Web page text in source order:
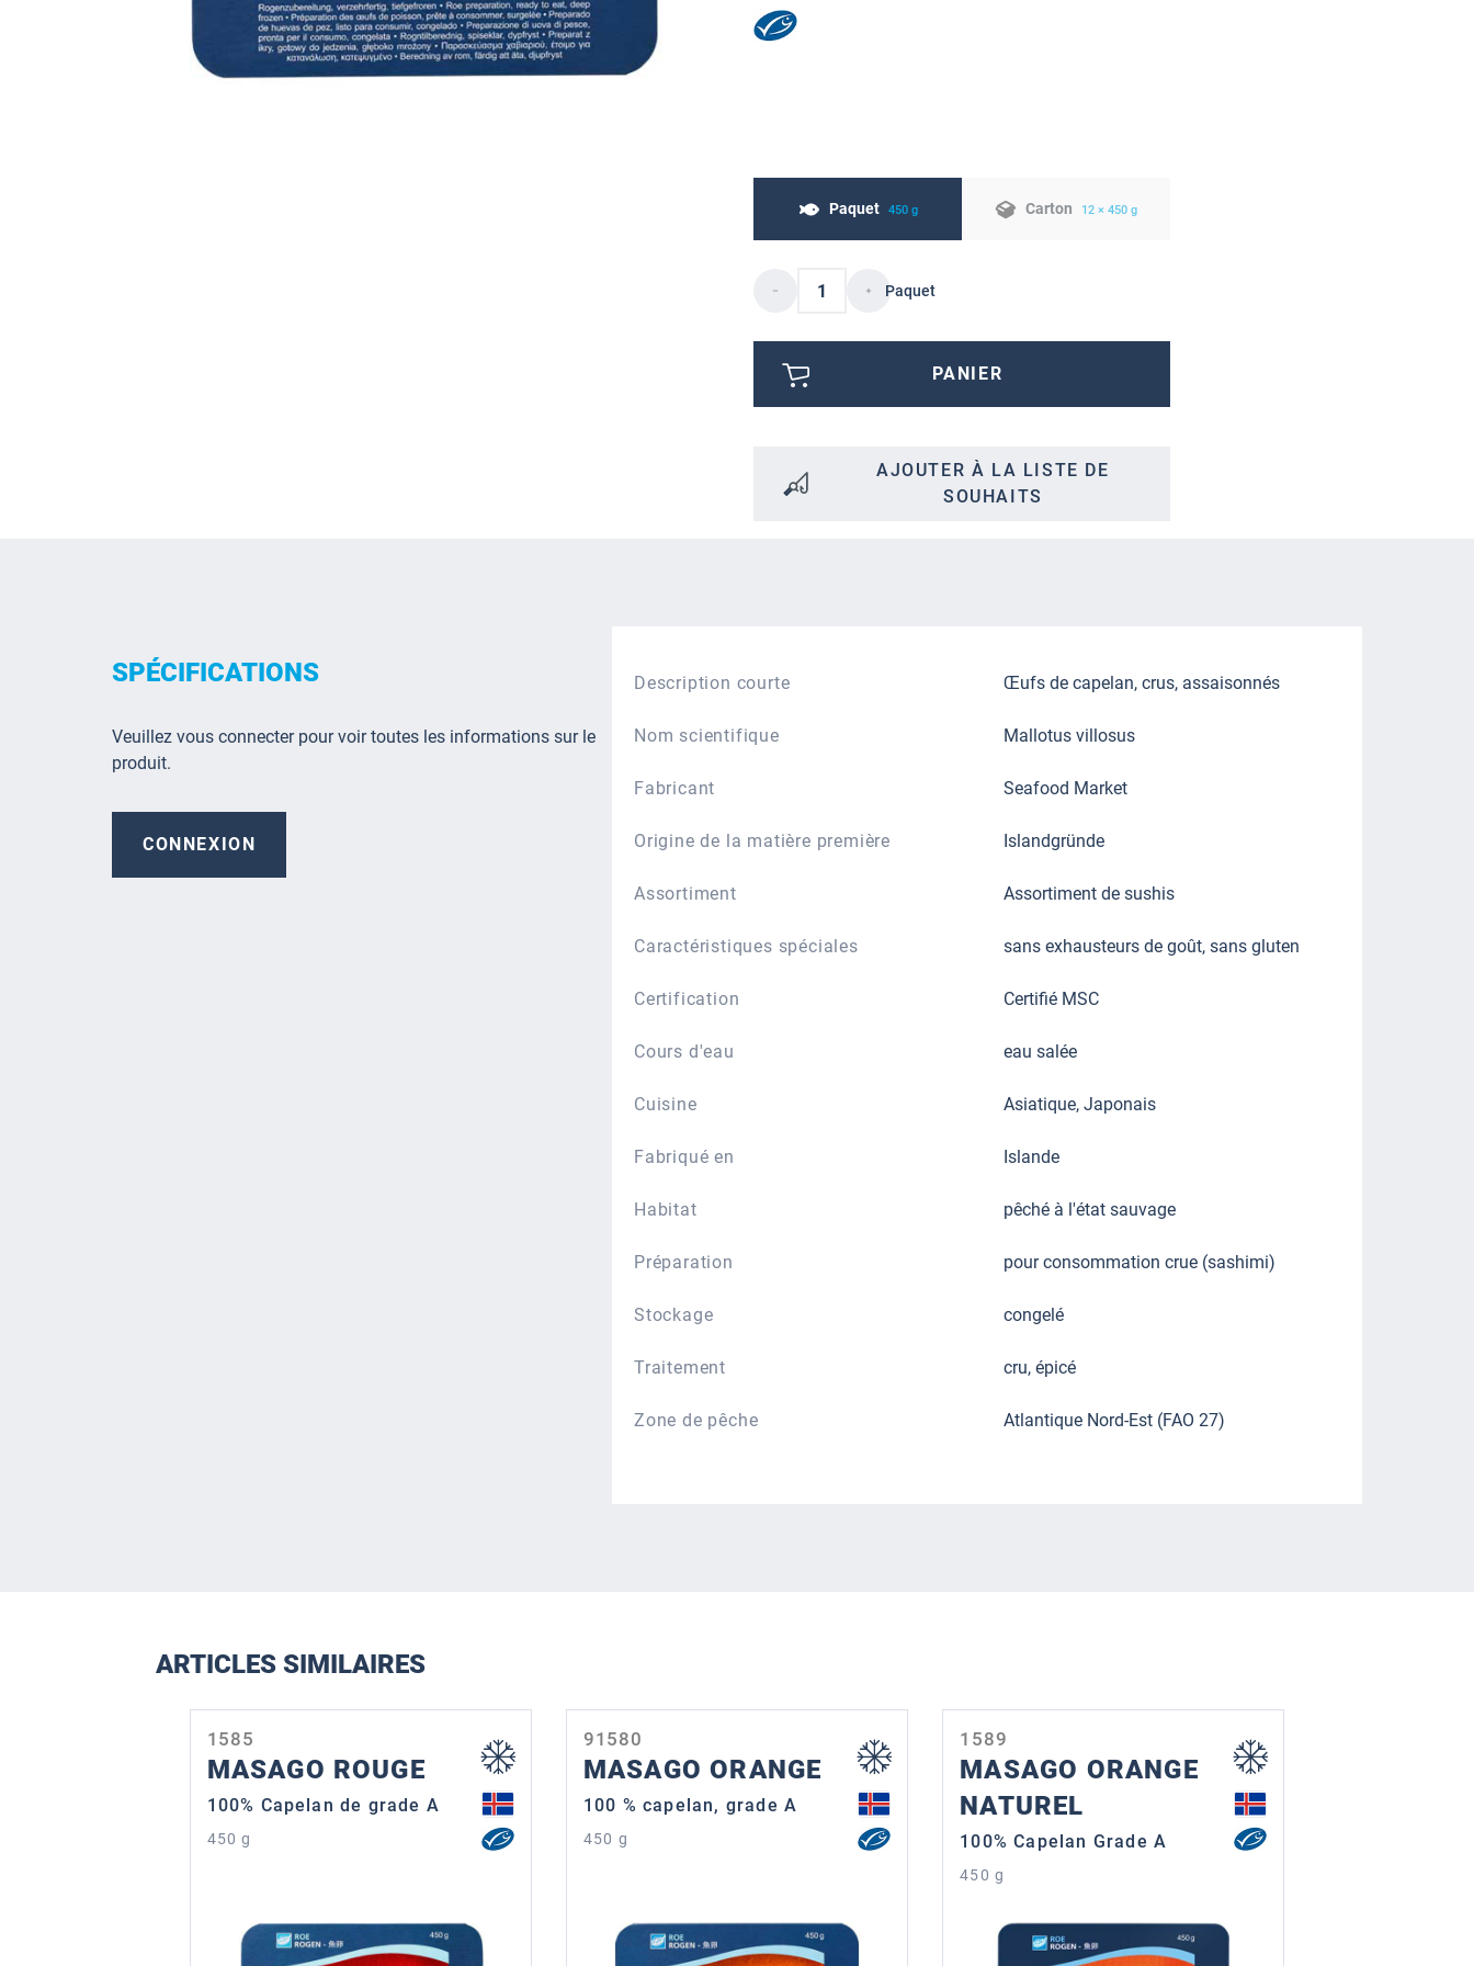
Paquet 450 g Carton 12 × 450 g
Paquet
PANIER
AJOUTER À LA LISTE DE
SOUHAITS
SPÉCIFICATIONS
Veuillez vous connecter pour voir toutes les informations sur le
produit.
CONNEXION
Description courte Œufs de capelan, crus, assaisonnés
Nom scientifique Mallotus villosus
Fabricant Seafood Market
Origine de la matière première Islandgründe
Assortiment Assortiment de sushis
Caractéristiques spéciales sans exhausteurs de goût, sans gluten
Certification Certifié MSC
Cours d'eau eau salée
Cuisine Asiatique, Japonais
Fabriqué en Islande
Habitat pêché à l'état sauvage
Préparation pour consommation crue (sashimi)
Stockage congelé
Traitement cru, épicé
Zone de pêche Atlantique Nord-Est (FAO 27)
ARTICLES SIMILAIRES
1585
MASAGO ROUGE
100% Capelan de grade A
450 g
91580
MASAGO ORANGE
100 % capelan, grade A
450 g
1589
MASAGO ORANGE
NATUREL
100% Capelan Grade A
450 g